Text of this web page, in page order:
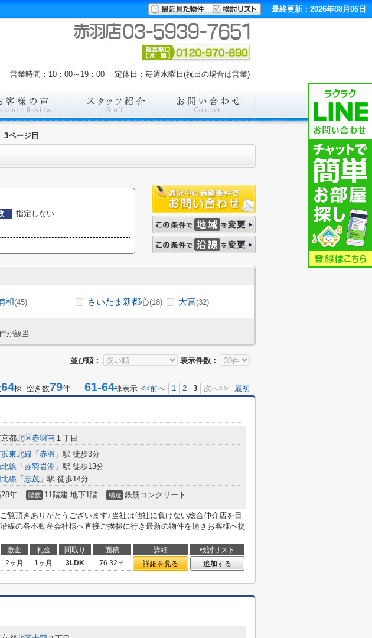
最終更新：2026年08月06日
営業時間：10：00～19：00 定休日：毎週水曜日(祝日の場合は営業)
3ページ目
指定しない
和(45) さいたま新都心(18) 大宮(32)
が該当
並び順： 表示件数：
64棟 空き数79件 61-64棟表示 <<前へ 1 2 3 次へ>> 最初
都北区赤羽南 １丁目
東北線 「 赤羽 」駅 徒歩3分
線 「 赤羽岩淵 」駅 徒歩13分
線 「 志茂 」駅 徒歩14分
年 階数 11階建 地下1階 構造 鉄筋コンクリート
覧頂きありがとうございます♪当社は他社に負けない総合仲介店を目
線の各不動産会社様へ直接ご挨拶に行き最新の物件を頂きお客様へ提
敷金 礼金 間取り 面積 詳細
検討リスト
2ヶ月 1ヶ月 3LDK 76.32㎡ 詳細を見る 追加する